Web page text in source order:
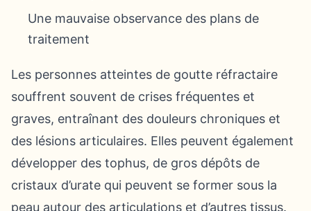
Une mauvaise observance des plans de
traitement
Les personnes atteintes de goutte réfractaire
souffrent souvent de crises fréquentes et
graves, entraînant des douleurs chroniques et
des lésions articulaires. Elles peuvent également
développer des tophus, de gros dépôts de
cristaux d’urate qui peuvent se former sous la
peau autour des articulations et d’autres tissus.